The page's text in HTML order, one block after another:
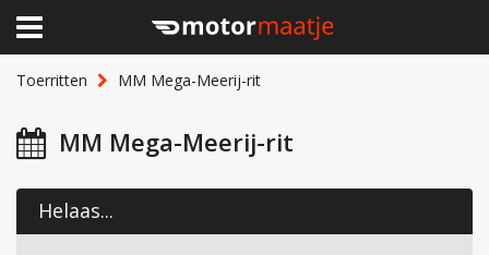
Toerritten MM Mega-Meerij-rit
MM Mega-Meerij-rit
Helaas...
×
Home
Clubhuis
Lid worden